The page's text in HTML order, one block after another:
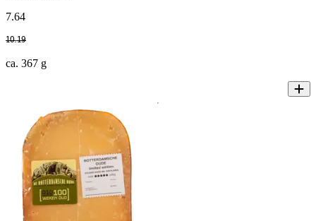
7.64
10.19
ca. 367 g